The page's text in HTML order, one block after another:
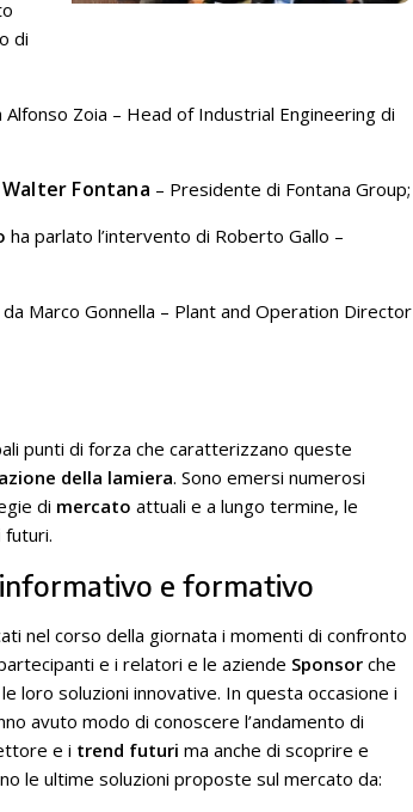
di
Zoia – Head of Industrial Engineering di
Walter Fontana – Presidente di Fontana Group;
ha parlato l’intervento di Roberto Gallo –
Marco Gonnella – Plant and Operation Director
punti di forza che caratterizzano queste
della lamiera. Sono emersi numerosi
di mercato attuali e a lungo termine, le
futuri.
e formativo
nel corso della giornata i momenti di confronto
e i relatori e le aziende Sponsor che
loro soluzioni innovative. In questa occasione i
avuto modo di conoscere l’andamento di
e i trend futuri ma anche di scoprire e
le ultime soluzioni proposte sul mercato da: